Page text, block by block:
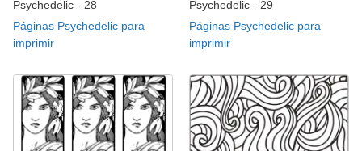
Psychedelic - 28
Páginas Psychedelic para
imprimir
Psychedelic - 29
Páginas Psychedelic para
imprimir